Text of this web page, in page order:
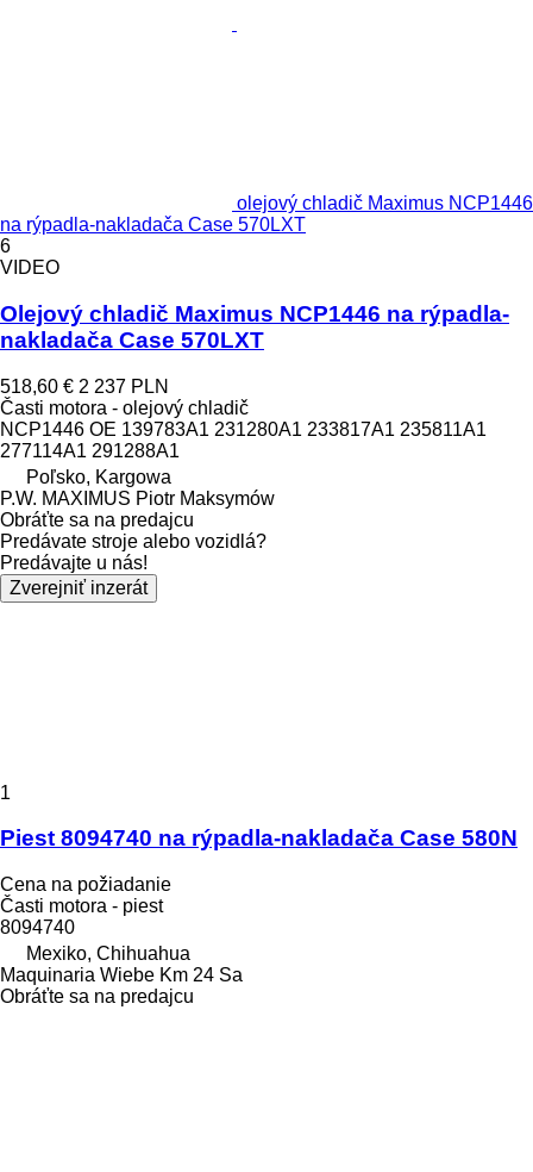
olejový chladič Maximus NCP1446
na rýpadla-nakladača Case 570LXT
6
VIDEO
Olejový chladič Maximus NCP1446 na rýpadla-
nakladača Case 570LXT
518,60 € 2 237 PLN
Časti motora - olejový chladič
NCP1446 OE 139783A1 231280A1 233817A1 235811A1
277114A1 291288A1
Poľsko, Kargowa
P.W. MAXIMUS Piotr Maksymów
Obráťte sa na predajcu
Predávate stroje alebo vozidlá?
Predávajte u nás!
Zverejniť inzerát
1
Piest 8094740 na rýpadla-nakladača Case 580N
Cena na požiadanie
Časti motora - piest
8094740
Mexiko, Chihuahua
Maquinaria Wiebe Km 24 Sa
Obráťte sa na predajcu